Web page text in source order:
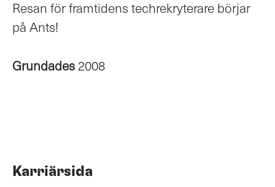
Resan för framtidens techrekryterare börjar
på Ants!
Grundades2008
Karriärsida